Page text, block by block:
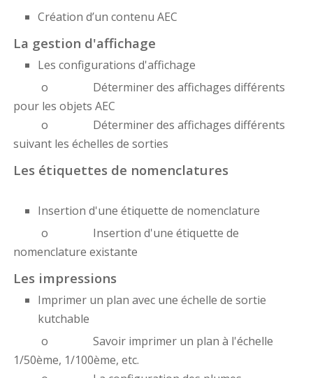
Création d’un contenu AEC
La gestion d'affichage
Les configurations d'affichage
o Déterminer des affichages différents
pour les objets AEC
o Déterminer des affichages différents
suivant les échelles de sorties
Les étiquettes de nomenclatures
Insertion d'une étiquette de nomenclature
o Insertion d'une étiquette de
nomenclature existante
Les impressions
Imprimer un plan avec une échelle de sortie
kutchable
o Savoir imprimer un plan à l'échelle
1/50ème, 1/100ème, etc.